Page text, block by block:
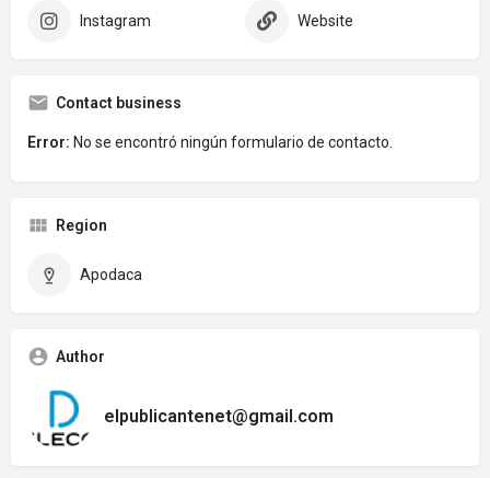
Instagram Website
Contact business
Error: No se encontró ningún formulario de contacto.
Region
Apodaca
Author
elpublicantenet@gmail.com